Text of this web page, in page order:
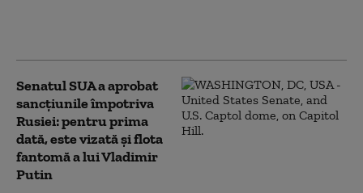
Senatul SUA a aprobat
sancțiunile împotriva
Rusiei: pentru prima
dată, este vizată și flota
fantomă a lui Vladimir
Putin